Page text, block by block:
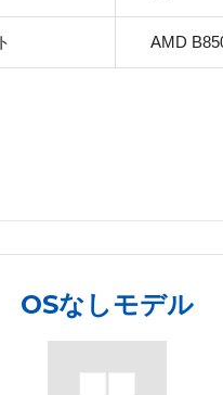
AMD
OSなしモデル